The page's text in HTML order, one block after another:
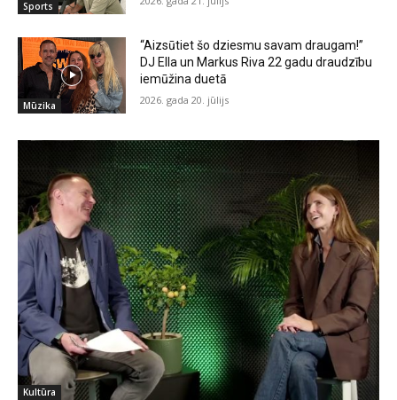
Sports
Mūzika
“Aizsūtiet šo dziesmu savam draugam!”
DJ Ella un Markus Riva 22 gadu draudzību
iemūžina duetā
2026. gada 20. jūlijs
Kultūra